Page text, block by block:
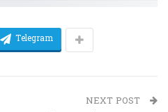
Telegram
NEXT POST